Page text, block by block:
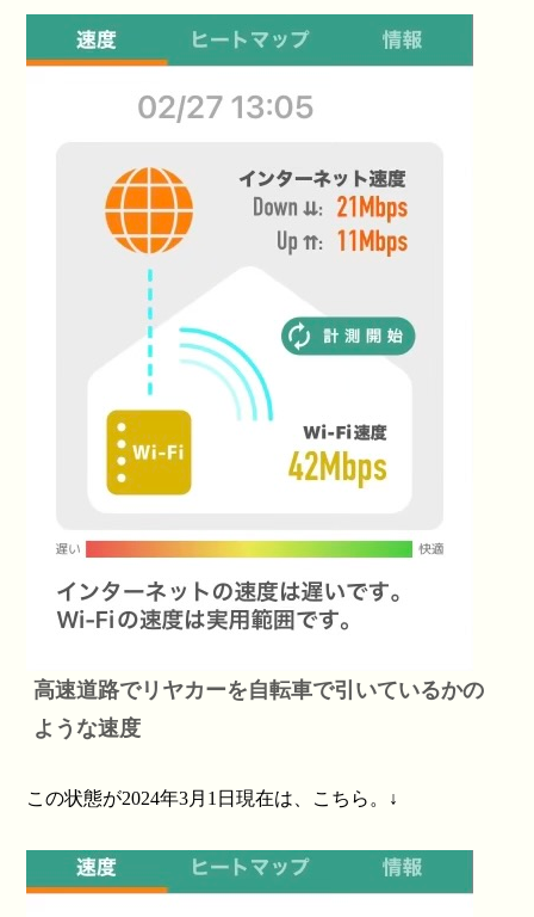
高速道路でリヤカーを自転車で引いているかの
ような速度
この状態が2024年3月1日現在は、こちら。↓